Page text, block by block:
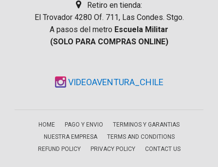
Retiro en tienda:
El Trovador 4280 Of. 711, Las Condes. Stgo.
A pasos del metro Escuela Militar
(SOLO PARA COMPRAS ONLINE)
VIDEOAVENTURA_CHILE
HOME PAGO Y ENVIO
TERMINOS Y GARANTIAS
NUESTRA EMPRESA
TERMS AND CONDITIONS
REFUND POLICY
PRIVACY POLICY CONTACT US